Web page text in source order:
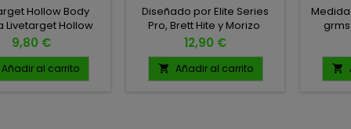
Hollow Body
Livetarget Hollow
es un señuelo
realista,
para la pesca de
en zonas con
Precio
9,80 €
Añadir al carrito
Diseñado por Elite Series
Pro, Brett Hite y Morizo ​​
Shimizu, el Jack Hammer es
una de las "CHATTERBAIT"
más refinadas y más
deseadas del mercado.
Precio
12,90 €
 Añadir al carrito 